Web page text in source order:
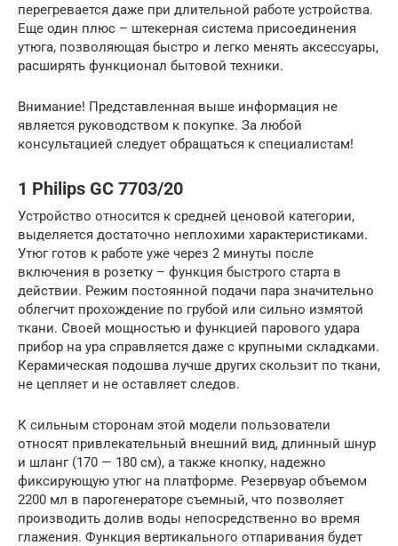
перегревается даже при длительной работе устройства.
Еще один плюс – штекерная система присоединения
утюга, позволяющая быстро и легко менять аксессуары,
расширять функционал бытовой техники.
Внимание! Представленная выше информация не
является руководством к покупке. За любой
консультацией следует обращаться к специалистам!
1 Philips GC 7703/20
Устройство относится к средней ценовой категории,
выделяется достаточно неплохими характеристиками.
Утюг готов к работе уже через 2 минуты после
включения в розетку – функция быстрого старта в
действии. Режим постоянной подачи пара значительно
облегчит прохождение по грубой или сильно измятой
ткани. Своей мощностью и функцией парового удара
прибор на ура справляется даже с крупными складками.
Керамическая подошва лучше других скользит по ткани,
не цепляет и не оставляет следов.
К сильным сторонам этой модели пользователи
относят привлекательный внешний вид, длинный шнур
и шланг (170 — 180 см), а также кнопку, надежно
фиксирующую утюг на платформе. Резервуар объемом
2200 мл в парогенераторе съемный, что позволяет
производить долив воды непосредственно во время
глажения. Функция вертикального отпаривания будет